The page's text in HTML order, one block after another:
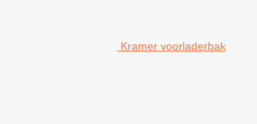
Kramer voorladerbak